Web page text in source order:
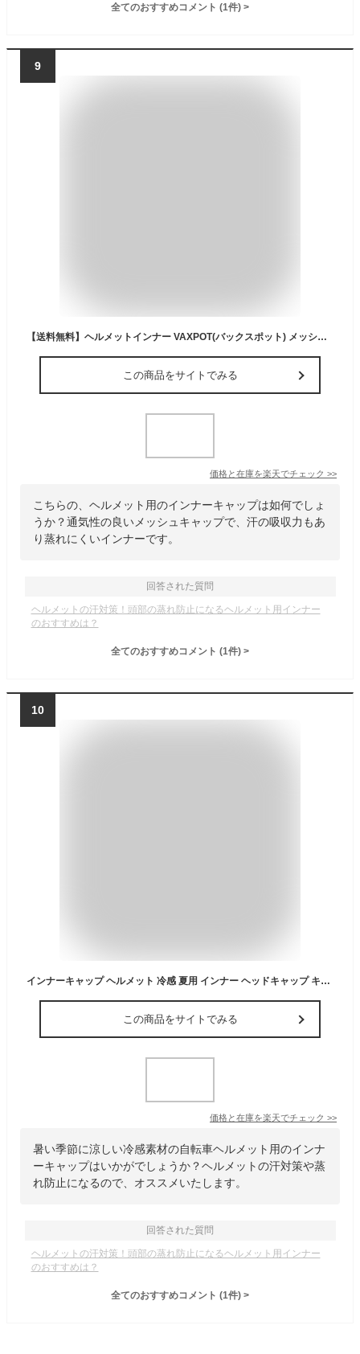
全てのおすすめコメント (1件) >
9
【送料無料】ヘルメットインナー VAXPOT(バックスポット) メッシュ ヘルメット インナー VA-3180【インナーキャップ メッシュキャップ メッシュインナー】【スノーボード ウェア ゴーグル グローブ ヘルメット プロテクター ソックス とあわせて】[返品交換不可]
この商品をサイトでみる
価格と在庫を楽天でチェック >>
こちらの、ヘルメット用のインナーキャップは如何でしょ
うか？通気性の良いメッシュキャップで、汗の吸収力もあ
り蒸れにくいインナーです。
回答された質問
ヘルメットの汗対策！頭部の蒸れ防止になるヘルメット用インナー
のおすすめは？
全てのおすすめコメント (1件) >
10
インナーキャップ ヘルメット 冷感 夏用 インナー ヘッドキャップ キャップ バイク 自転車 アンダーウェア 熱中症対策グッズ ひんやり グッズ メンズ 冷感 消臭 COOL ストレッチ 汗止め 作業 作業用 作業用 迷彩 おたふく手袋 JW-611 帽子
この商品をサイトでみる
価格と在庫を楽天でチェック >>
暑い季節に涼しい冷感素材の自転車ヘルメット用のインナ
ーキャップはいかがでしょうか？ヘルメットの汗対策や蒸
れ防止になるので、オススメいたします。
回答された質問
ヘルメットの汗対策！頭部の蒸れ防止になるヘルメット用インナー
のおすすめは？
全てのおすすめコメント (1件) >